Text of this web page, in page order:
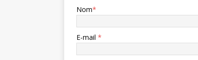
Nom*
E-mail *